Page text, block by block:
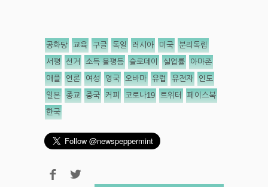
공화당 교육 구글 독일 러시아 미국 분리독립
서평 선거 소득 불평등 슬로데이 실업률 아마존
애플 언론 여성 영국 오바마 유럽 유전자 인도
일본 종교 중국 커피 코로나19 트위터 페이스북
한국